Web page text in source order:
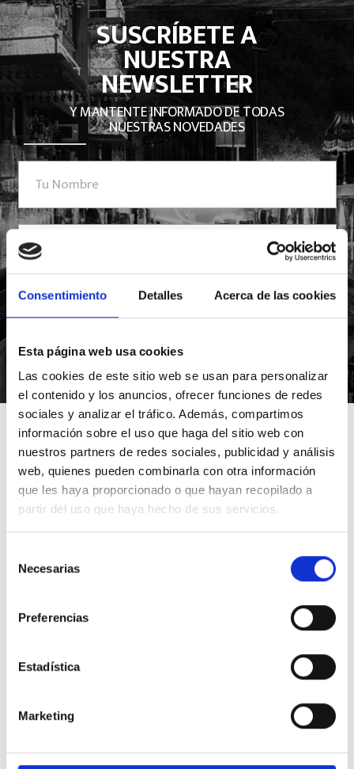
Consentimiento Detalles Acerca de las cookies
Esta página web usa cookies
Las cookies de este sitio web se usan para personalizar
el contenido y los anuncios, ofrecer funciones de redes
sociales y analizar el tráfico. Además, compartimos
información sobre el uso que haga del sitio web con
nuestros partners de redes sociales, publicidad y análisis
web, quienes pueden combinarla con otra información
que les haya proporcionado o que hayan recopilado a
partir del uso que haya hecho de sus servicios.
Necesarias
Preferencias
Estadística
Marketing
SUSCRÍBETE A
NUESTRA
NEWSLETTER
Y MANTENTE INFORMADO DE TODAS
NUESTRAS NOVEDADES
*Suscribiéndote aceptas nuestra política de privacidad